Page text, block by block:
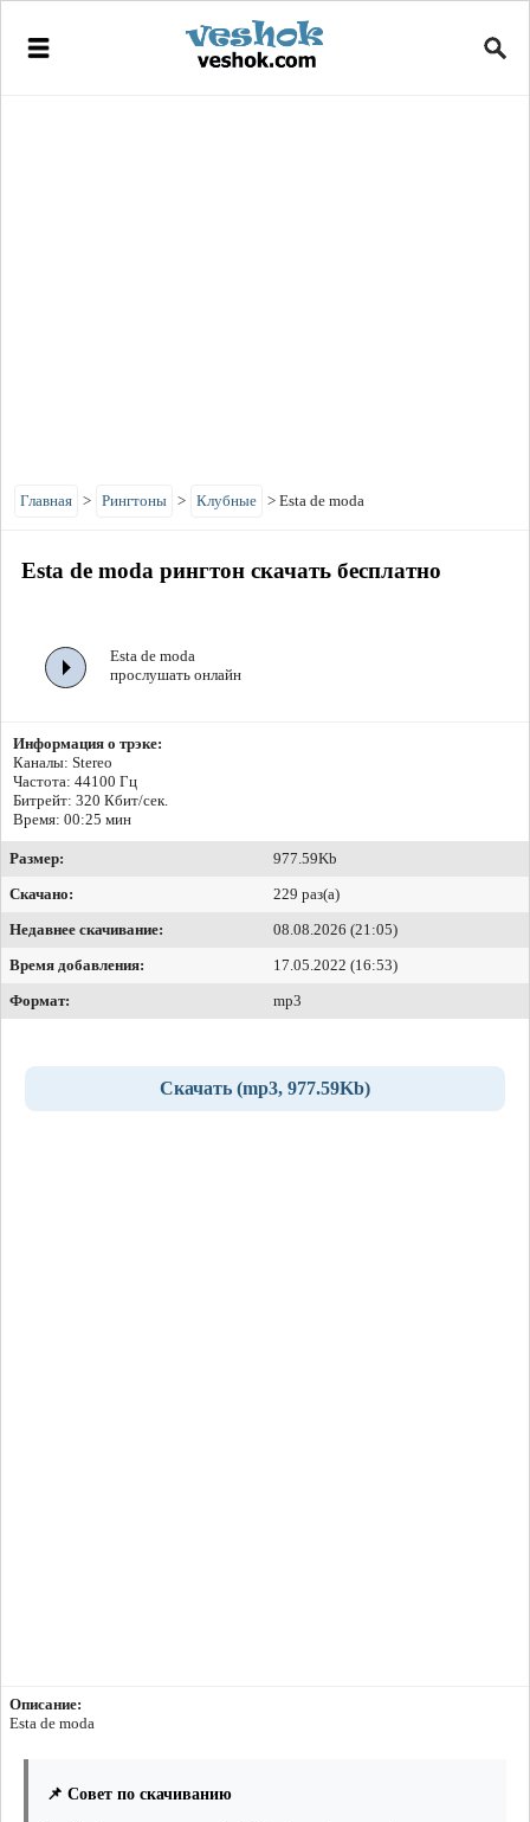
Главная > Рингтоны > Клубные > Esta de moda
Esta de moda рингтон скачать бесплатно
Esta de moda
прослушать онлайн
Информация о трэке:
Каналы: Stereo
Частота: 44100 Гц
Битрейт: 320 Кбит/сек.
Время: 00:25 мин
Размер:
977.59Kb
Скачано:
229 раз(а)
Недавнее скачивание:
08.08.2026 (21:05)
Время добавления:
17.05.2022 (16:53)
Формат:
mp3
Скачать (mp3, 977.59Kb)
Описание:
Esta de moda
📌 Совет по скачиванию